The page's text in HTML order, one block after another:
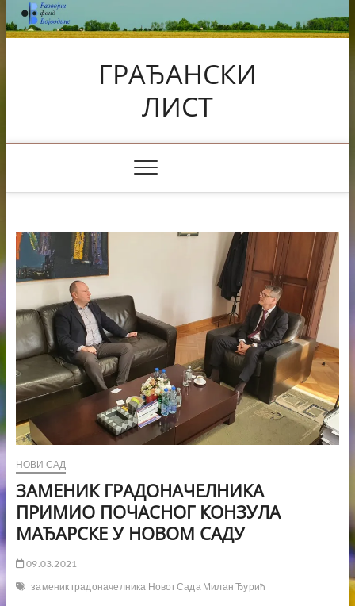
Skip
to
content
ГРАЂАНСКИ
ЛИСТ
НОВИ САД
ЗАМЕНИК ГРАДОНАЧЕЛНИКА
ПРИМИО ПОЧАСНОГ КОНЗУЛА
МАЂАРСКЕ У НОВОМ САДУ
09.03.2021
заменик градоначелника Новог Сада Милан Ђурић